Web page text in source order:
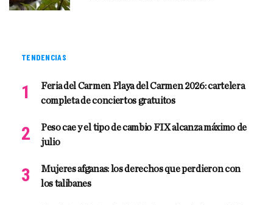
TENDENCIAS
Feria del Carmen Playa del Carmen 2026: cartelera
completa de conciertos gratuitos
Peso cae y el tipo de cambio FIX alcanza máximo de
julio
Mujeres afganas: los derechos que perdieron con
los talibanes